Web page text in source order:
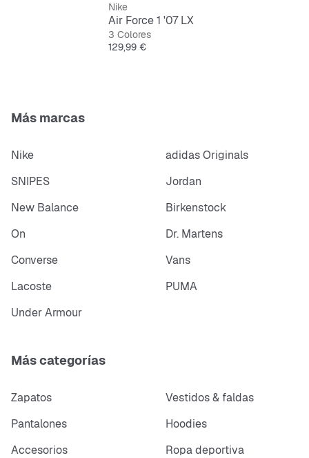
Nike
Air Force 1 '07 LX
3 Colores
Precio
129,99 €
Más marcas
Nike
adidas Originals
SNIPES
Jordan
New Balance
Birkenstock
On
Dr. Martens
Converse
Vans
Lacoste
PUMA
Under Armour
Más categorías
Zapatos
Vestidos & faldas
Pantalones
Hoodies
Accesorios
Ropa deportiva